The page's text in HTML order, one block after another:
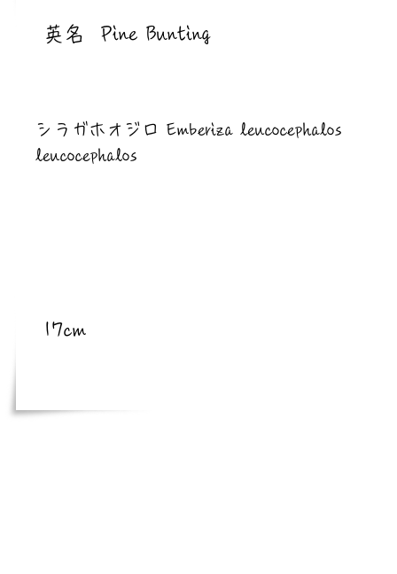
英名 Pine Bunting
シラガホオジロ Emberiza leucocephalos
leucocephalos
17cm